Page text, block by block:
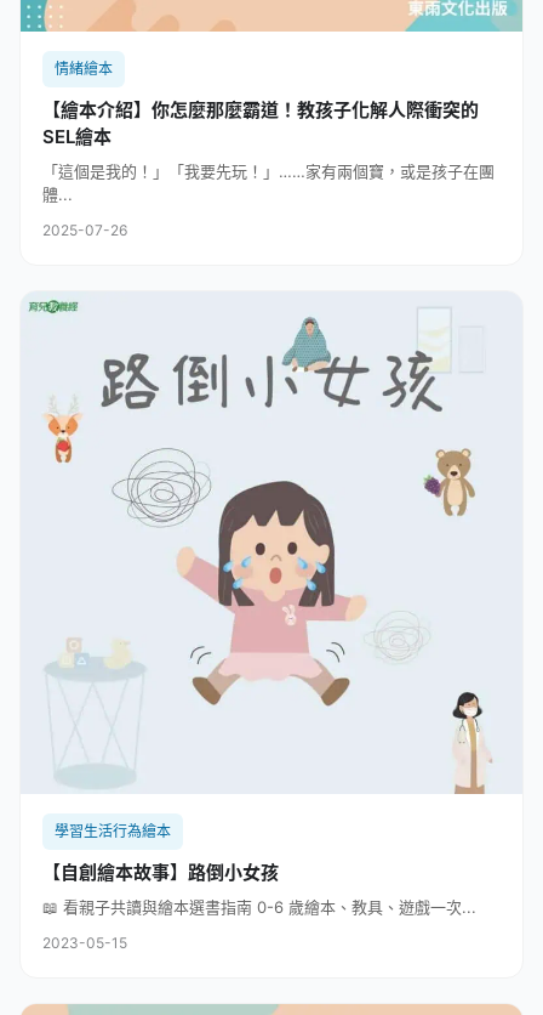
情緒繪本
【繪本介紹】你怎麼那麼霸道！教孩子化解人際衝突的
SEL繪本
「這個是我的！」「我要先玩！」……家有兩個寶，或是孩子在團
體...
2025-07-26
學習生活行為繪本
【自創繪本故事】路倒小女孩
📖 看親子共讀與繪本選書指南 0-6 歲繪本、教具、遊戲一次...
2023-05-15